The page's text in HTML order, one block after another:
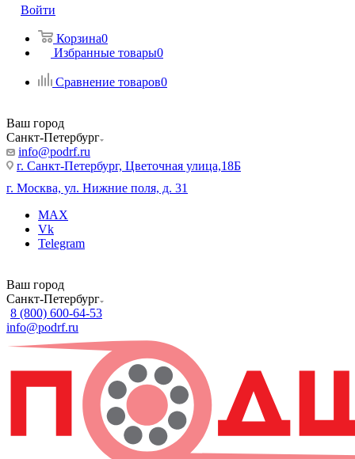
Войти
Корзина0
Избранные товары0
Сравнение товаров0
Ваш город
Санкт-Петербург
info@podrf.ru
г. Санкт-Петербург, Цветочная улица,18Б
г. Москва, ул. Нижние поля, д. 31
MAX
Vk
Telegram
Ваш город
Санкт-Петербург
8 (800) 600-64-53
info@podrf.ru